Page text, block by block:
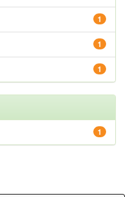
1
1
1
1